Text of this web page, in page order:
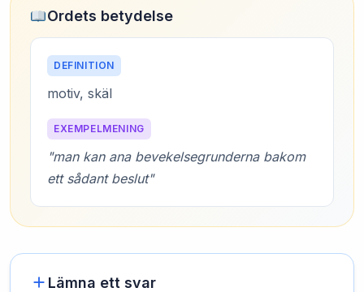
Ordets betydelse
DEFINITION
motiv, skäl
EXEMPELMENING
"man kan ana bevekelsegrunderna bakom
ett sådant beslut"
Lämna ett svar